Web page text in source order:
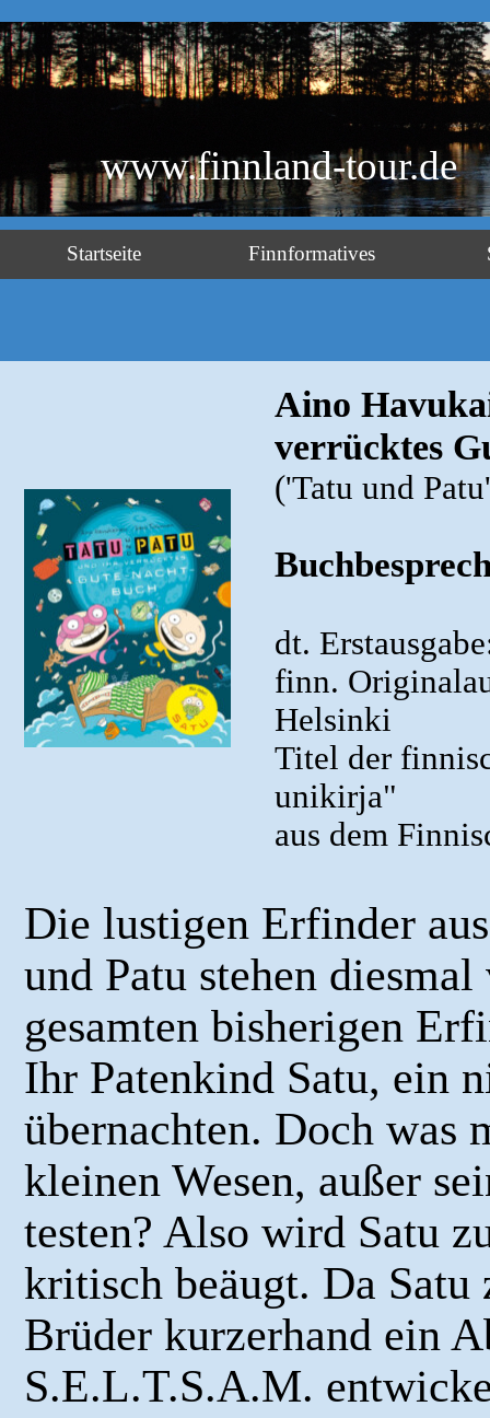
Startseite Finnformatives
www.finnland-tour.de
Aino
verrücktes
('Tatu und
dt.
finn.
Helsinki
Titel der
unikirja"
aus dem
Die lustigen Erfinder
und Patu stehen
gesamten bisherigen
Ihr Patenkind Satu, ein
übernachten. Doch was
kleinen Wesen, außer
testen? Also wird Satu
kritisch beäugt. Da Satu
Brüder kurzerhand ein
S.E.L.T.S.A.M.